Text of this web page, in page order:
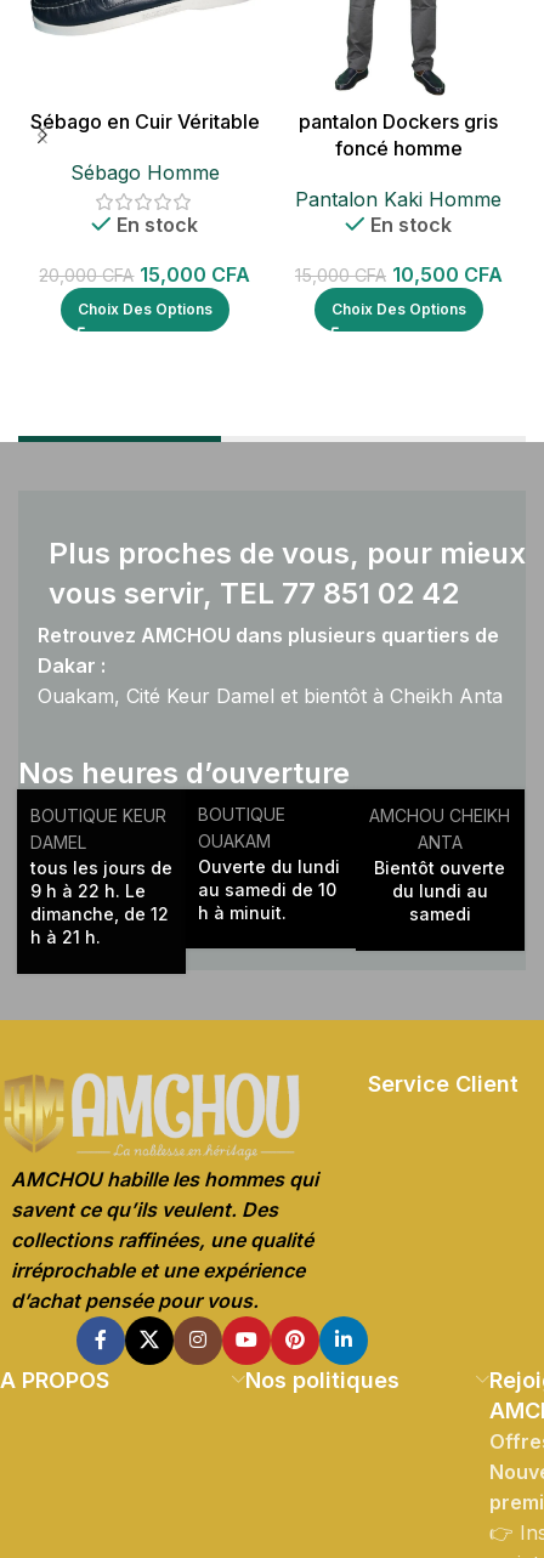
Sébago en Cuir Véritable
Sébago Homme
En stock
20,000CFA 15,000 CFA
Choix Des Options
pantalon Dockers gris
foncé homme
Pantalon Kaki Homme
En stock
15,000CFA 10,500 CFA
Choix Des Options
Plus proches de vous, pour mieux
vous servir, TEL 77 851 02 42
Retrouvez AMCHOU dans plusieurs quartiers de
Dakar :
Ouakam, Cité Keur Damel et bientôt à Cheikh Anta
Nos heures d’ouverture
BOUTIQUE KEUR
DAMEL
tous les jours de
9 h à 22 h. Le
dimanche, de 12
h à 21 h.
BOUTIQUE
OUAKAM
Ouverte du lundi
au samedi de 10
h à minuit.
AMCHOU CHEIKH
ANTA
Bientôt ouverte
du lundi au
samedi
AMCHOU habille les hommes qui
savent ce qu’ils veulent. Des
collections raffinées, une qualité
irréprochable et une expérience
d’achat pensée pour vous.
Service Client
A PROPOS Nos politiques
👉